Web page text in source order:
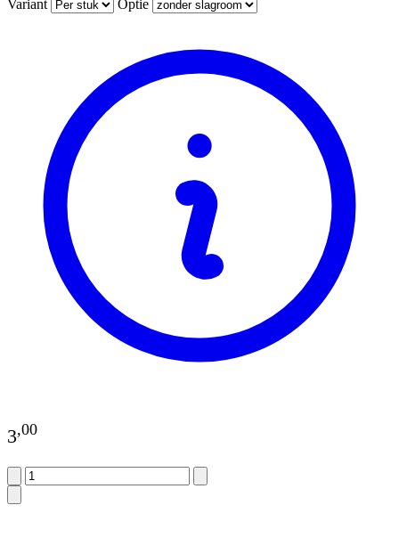
Variant Optie
3,00